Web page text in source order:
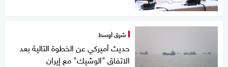
شرق أوسط
حديث أميركي عن الخطوة التالية بعد
الاتفاق "الوشيك" مع إيران